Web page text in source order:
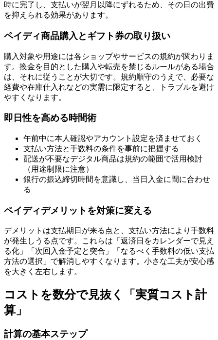
時に完了し、支払いが翌月以降にずれるため、その日の出費
を抑えられる効果があります。
ペイディ商品購入とギフト券の取り扱い
購入対象や用途には各ショップやサービスの規約が関わりま
す。換金を目的とした購入や転売を禁じるルールがある場合
は、それに従うことが大切です。規約順守のうえで、必要な
経費や在庫仕入れなどの実需に限定すると、トラブルを避け
やすくなります。
即日性を高める時間術
午前中に本人確認やアカウント設定を済ませておく
支払い方法と手数料の条件を事前に把握する
配送が不要なデジタル商品は規約の範囲で活用検討
（用途制限に注意）
銀行の振込締切時間を意識し、当日入金に間に合わせ
る
ペイディデメリットを対策に変える
デメリットは支払期日が来る点と、支払い方法により手数料
が発生しうる点です。これらは「返済日をカレンダーで見え
る化」「次回入金予定と突合」「なるべく手数料の低い支払
方法の選択」で解消しやすくなります。小さな工夫が安心感
を大きく左右します。
コストを数分で見抜く「実質コスト計
算」
計算の基本ステップ